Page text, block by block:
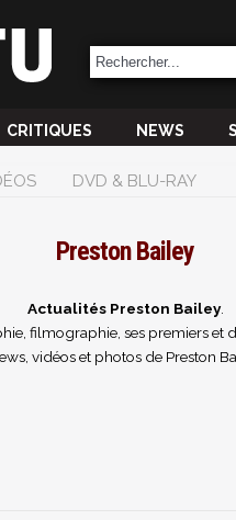
CRITIQUES NEWS
DVD & BLU-RAY
Preston Bailey
Actualités Preston Bailey.
filmographie, ses premiers et
vidéos et photos de Preston